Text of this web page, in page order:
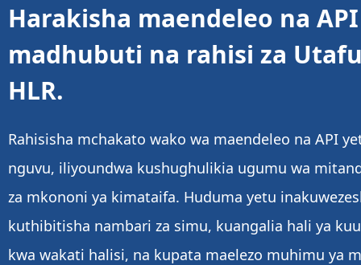
Harakisha maendeleo na
madhubuti na rahisi za
HLR.
Rahisisha mchakato wako wa maendeleo na API
nguvu, iliyoundwa kushughulikia ugumu wa
za mkononi ya kimataifa. Huduma yetu
kuthibitisha nambari za simu, kuangalia hali ya
kwa wakati halisi, na kupata maelezo muhimu ya